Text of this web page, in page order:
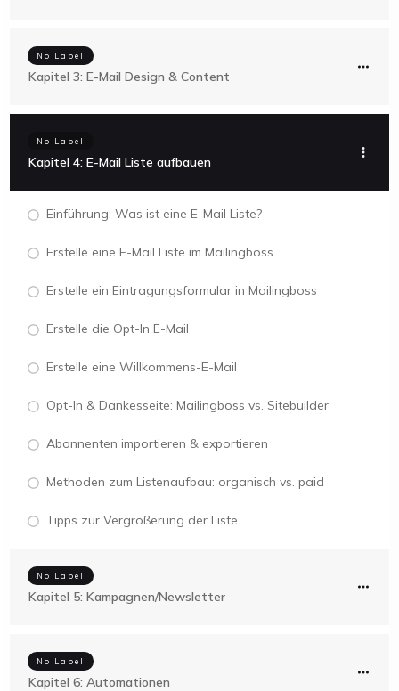
No Label
Kapitel 3: E-Mail Design & Content
No Label
Kapitel 4: E-Mail Liste aufbauen
Einführung: Was ist eine E-Mail Liste?
Erstelle eine E-Mail Liste im Mailingboss
Erstelle ein Eintragungsformular in Mailingboss
Erstelle die Opt-In E-Mail
Erstelle eine Willkommens-E-Mail
Opt-In & Dankesseite: Mailingboss vs. Sitebuilder
Abonnenten importieren & exportieren
Methoden zum Listenaufbau: organisch vs. paid
Tipps zur Vergrößerung der Liste
No Label
Kapitel 5: Kampagnen/Newsletter
No Label
Kapitel 6: Automationen